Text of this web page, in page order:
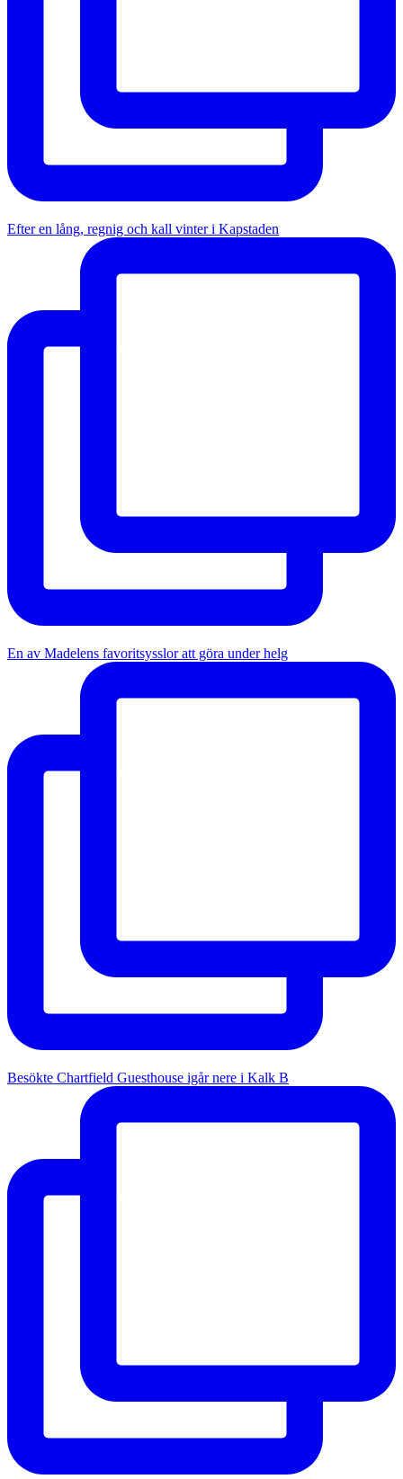
Efter en lång, regnig och kall vinter i Kapstaden
En av Madelens favoritsysslor att göra under helg
Besökte Chartfield Guesthouse igår nere i Kalk B